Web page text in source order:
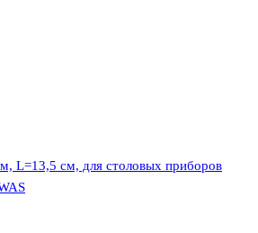
L=13,5 см, для столовых приборов